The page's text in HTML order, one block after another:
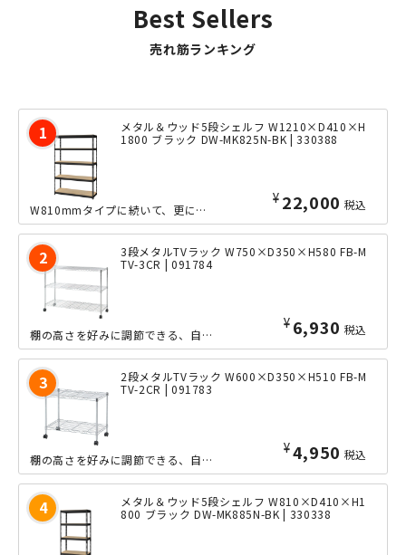
Best Sellers
売れ筋ランキング
メタル＆ウッド5段シェルフ W1210×D410×H
1800 ブラック DW-MK825N-BK | 330388
¥ 22,000 税込
W810mmタイプに続いて、更にワイドなW1210mmサイズのオープンシェルフが...
3段メタルTVラック W750×D350×H580 FB-M
TV-3CR | 091784
¥ 6,930 税込
棚の高さを好みに調節できる、自由度の高いシンプルな3段メタルTVラックです。キャ...
2段メタルTVラック W600×D350×H510 FB-M
TV-2CR | 091783
¥4,950 税込
棚の高さを好みに調節できる、自由度の高いシンプルな2段メタルTVラックです。キャ...
メタル＆ウッド5段シェルフ W810×D410×H1
800 ブラック DW-MK885N-BK | 330338